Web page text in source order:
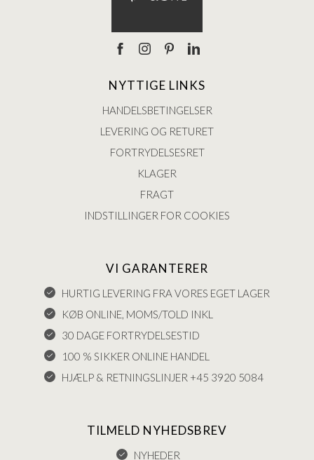
NYTTIGE LINKS
HANDELSBETINGELSER
LEVERING OG RETURET
FORTRYDELSESRET
KLAGER
FRAGT
INDSTILLINGER FOR COOKIES
VI GARANTERER
HURTIG LEVERING FRA VORES EGET LAGER
KØB ONLINE, MOMS/TOLD INKL
30 DAGE FORTRYDELSESTID
100 % SIKKER ONLINE HANDEL
HJÆLP & RETNINGSLINJER +45 3920 5084
TILMELD NYHEDSBREV
NYHEDER